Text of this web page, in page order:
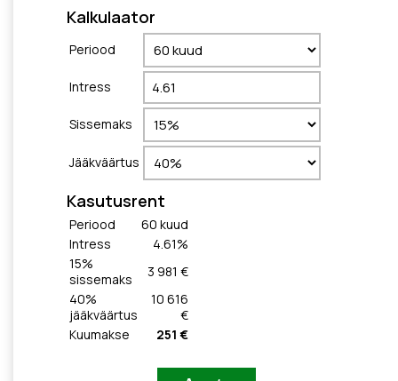
Kalkulaator
Periood
Intress
Sissemaks
Jääkväärtus
Kasutusrent
Periood 60 kuud
Intress
4.61%
15%
sissemaks
3 981 €
40%
jääkväärtus
10 616
€
Kuumakse
251 €